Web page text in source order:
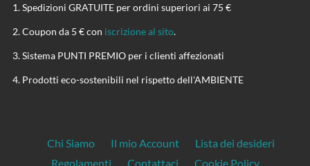
Spedizioni GRATUITE per ordini superiori ai 75 €
Coupon da 5 € con iscrizione al sito.
Sistema PUNTI PREMIO per i clienti affezionati
Prodotti eco-sostenibili nel rispetto dell'AMBIENTE
Chi Siamo Il mio Account
Lista dei desideri
Regolamenti
Contattaci
Cookie Policy